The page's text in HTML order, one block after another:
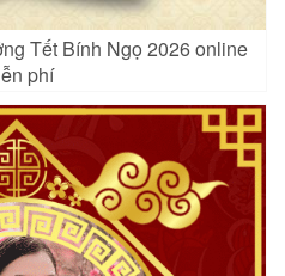
Tết Bính Ngọ 2026 online
phí